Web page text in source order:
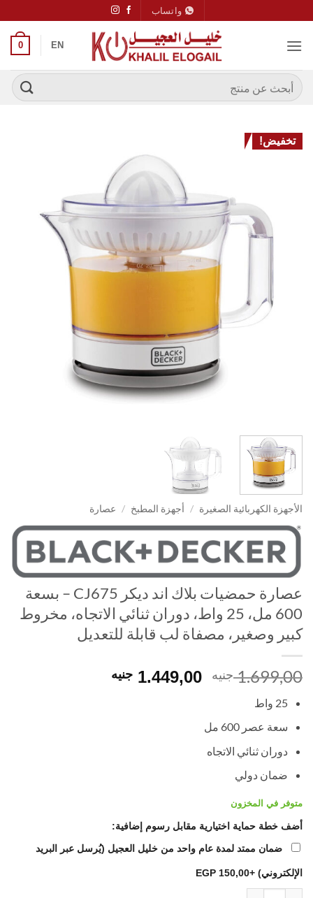
للمحتوى
واتساب
EN
0
البحث
عن:
تخفيض!
الأجهزة الكهربائية الصغيرة / أجهزة المطبخ / عصارة
عصارة حمضيات بلاك اند ديكر CJ675 – بسعة
600 مل، 25 واط، دوران ثنائي الاتجاه، مخروط
كبير وصغير، مصفاة لب قابلة للتعديل
1.699,00 جنيه
السعر
الأصلي
1.449,00 جنيه
25 واط
سعة عصر 600 مل
دوران ثنائي الاتجاه
ضمان دولي
متوفر في المخزون
أضف خطة حماية اختيارية مقابل رسوم إضافية:
ضمان ممتد لمدة عام واحد من خليل العجيل (يُرسل عبر البريد
الإلكتروني) +150,00 EGP